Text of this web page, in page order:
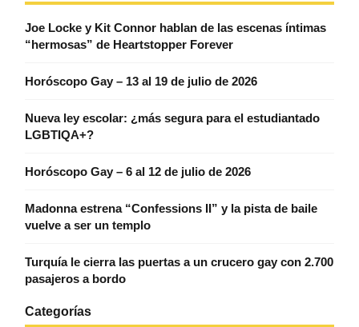
Joe Locke y Kit Connor hablan de las escenas íntimas
“hermosas” de Heartstopper Forever
Horóscopo Gay – 13 al 19 de julio de 2026
Nueva ley escolar: ¿más segura para el estudiantado
LGBTIQA+?
Horóscopo Gay – 6 al 12 de julio de 2026
Madonna estrena “Confessions II” y la pista de baile
vuelve a ser un templo
Turquía le cierra las puertas a un crucero gay con 2.700
pasajeros a bordo
Categorías